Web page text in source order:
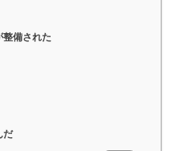
備された
だ